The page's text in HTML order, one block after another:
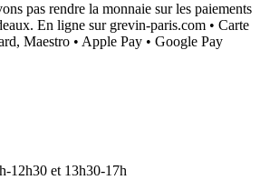
pas rendre la monnaie sur les paiements
En ligne sur grevin-paris.com • Carte
Maestro • Apple Pay • Google Pay
12h30 et 13h30-17h